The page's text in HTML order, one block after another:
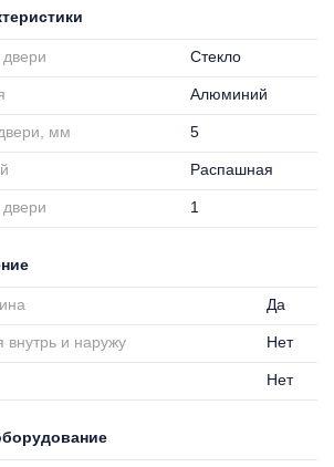
Стекло
Алюминий
мм 5
Распашная
двери 1
Да
внутрь и наружу Нет
Нет